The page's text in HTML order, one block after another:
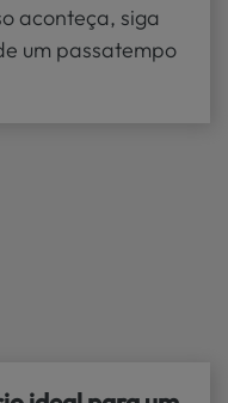
aconteça, siga
um passatempo